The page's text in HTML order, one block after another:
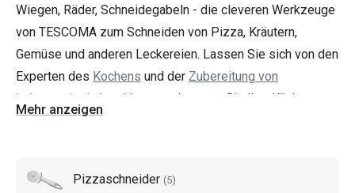
Wiegen, Räder, Schneidegabeln - die cleveren Werkzeuge
von TESCOMA zum Schneiden von Pizza, Kräutern,
Gemüse und anderen Leckereien. Lassen Sie sich von den
Experten des Kochens und der Zubereitung von
Lebensmitteln
inspirieren und statten Sie Ihre Küche ganz
nach Ihrem Geschmack aus!
Mehr anzeigen
Pizzaschneider (5)